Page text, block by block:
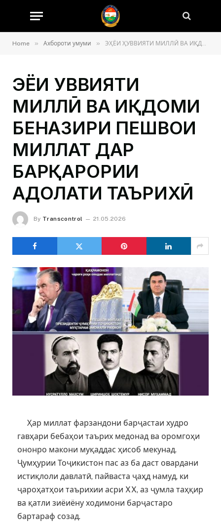
Home » Ахбороти умуми » ЭҲЁИ ҲУВВИЯТИ МИЛЛӢ ВА ИҚДОМИ БЕНАЗИРИ ПЕШВОИ МИЛЛАТ ДАР БАРҚАРОРИИ АДОЛАТИ ТАЪРИХӢ
ЭҲЁИ ҲУВВИЯТИ
МИЛЛӢ ВА ИҚДОМИ
БЕНАЗИРИ ПЕШВОИ
МИЛЛАТ ДАР
БАРҚАРОРИИ
АДОЛАТИ ТАЪРИХӢ
By Transcontrol 21.05.2026
Ҳар миллат фарзандони барҷастаи худро
гавҳари бебаҳои таърих медонад ва оромгоҳи
ононро макони муқаддас ҳисоб мекунад.
Ҷумҳурии Тоҷикистон пас аз ба даст овардани
истиқлоли давлатӣ, пайваста ҷаҳд намуд, ки
ҷароҳатҳои таърихии асри XX, аз ҷумла таҳқир
ва қатли зиёиёну ходимони барҷастаро
бартараф созад.